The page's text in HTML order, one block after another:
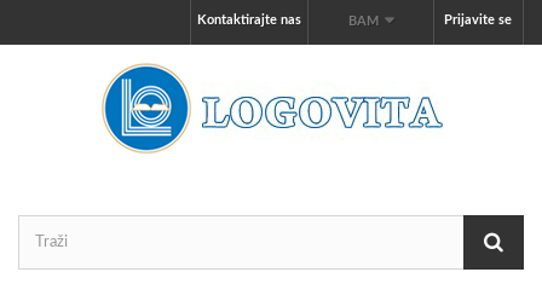
Prijavite se
BAM
Kontaktirajte nas